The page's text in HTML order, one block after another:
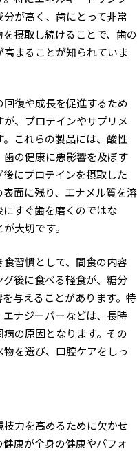
が高く、歯にとって非常
摂取し続けることで、歯の
まることが知られていま
復や成長を促進するため
、プロテインやサプリメ
これらの製品には、酸性
の健康に悪影響を及ぼす
にプロテインを摂取した
面に残り、エナメル質を溶
すぐ歯を磨くのではな
大切です。
習慣として、間食の内容
後に食べる軽食が、糖分
与えることがあります。特
ナジーバーなどは、長時
の原因となります。その
を選び、口腔ケアをしっ
力を高めるために欠かせ
康が全身の健康やパフォ